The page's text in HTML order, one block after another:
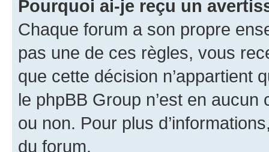
Pourquoi ai-je reçu un
Chaque forum a son propre
pas une de ces règles, vous
que cette décision n’appartient
le phpBB Group n’est en
ou non. Pour plus
du forum.